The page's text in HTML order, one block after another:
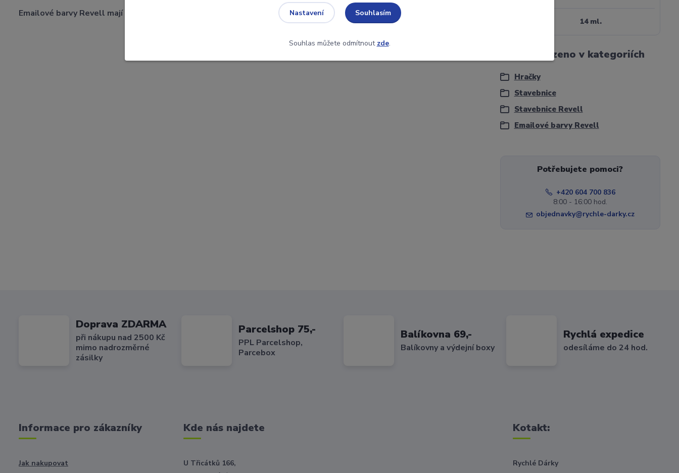
Emailové barvy Revell mají obu schnutí před dalším nátěrem 6 h., konečná doba schnutí po 24 h.
14 ml.
Zboží zařazeno v kategoriích
Hračky
Stavebnice
Stavebnice Revell
Emailové barvy Revell
Potřebujete pomoci?
+420 604 700 836
8:00 - 16:00 hod.
objednavky@rychle-darky.cz
Doprava ZDARMA
při nákupu nad 2500 Kč
mimo nadrozměrné
zásilky
Parcelshop 75,-
PPL Parcelshop,
Parcebox
Balíkovna 69,-
Balíkovny a výdejní boxy
Rychlá expedice
odesíláme do 24 hod.
Informace pro zákazníky
Jak nakupovat
Kde nás najdete
U Třicátků 166,
Kotakt:
Rychlé Dárky
Nastavení Souhlasím
Souhlas můžete odmítnout zde.